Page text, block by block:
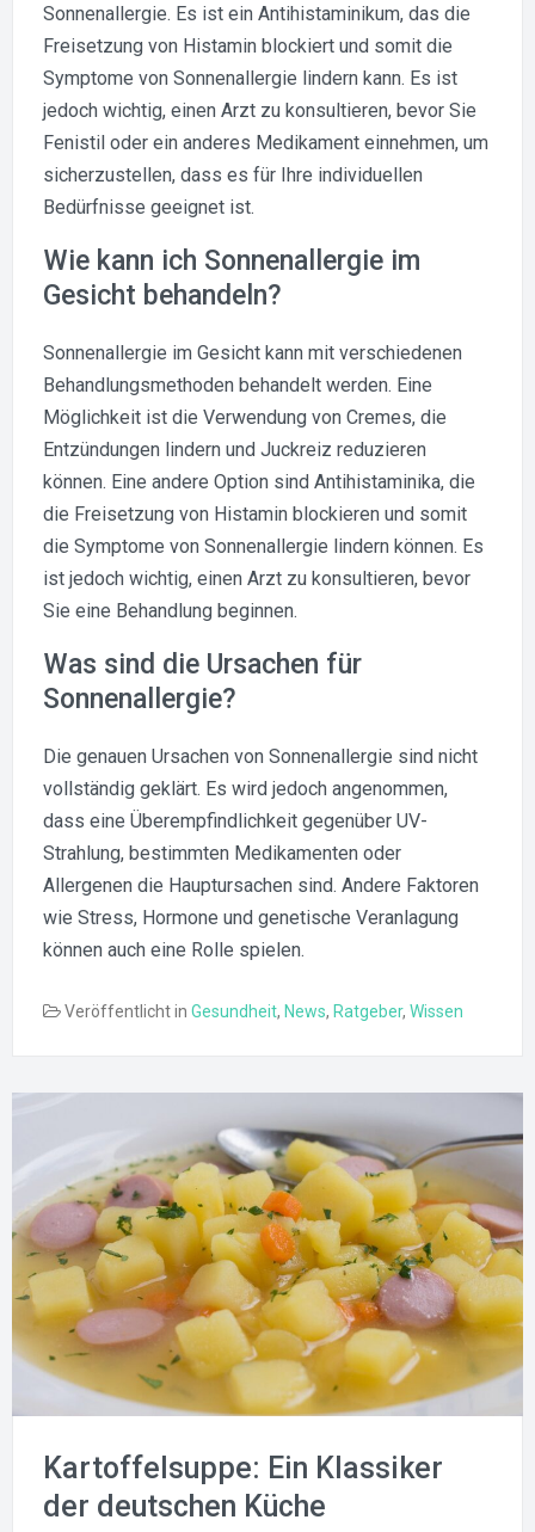
Sonnenallergie. Es ist ein Antihistaminikum, das die
Freisetzung von Histamin blockiert und somit die
Symptome von Sonnenallergie lindern kann. Es ist
jedoch wichtig, einen Arzt zu konsultieren, bevor Sie
Fenistil oder ein anderes Medikament einnehmen, um
sicherzustellen, dass es für Ihre individuellen
Bedürfnisse geeignet ist.
Wie kann ich Sonnenallergie im
Gesicht behandeln?
Sonnenallergie im Gesicht kann mit verschiedenen
Behandlungsmethoden behandelt werden. Eine
Möglichkeit ist die Verwendung von Cremes, die
Entzündungen lindern und Juckreiz reduzieren
können. Eine andere Option sind Antihistaminika, die
die Freisetzung von Histamin blockieren und somit
die Symptome von Sonnenallergie lindern können. Es
ist jedoch wichtig, einen Arzt zu konsultieren, bevor
Sie eine Behandlung beginnen.
Was sind die Ursachen für
Sonnenallergie?
Die genauen Ursachen von Sonnenallergie sind nicht
vollständig geklärt. Es wird jedoch angenommen,
dass eine Überempfindlichkeit gegenüber UV-
Strahlung, bestimmten Medikamenten oder
Allergenen die Hauptursachen sind. Andere Faktoren
wie Stress, Hormone und genetische Veranlagung
können auch eine Rolle spielen.
Veröffentlicht in Gesundheit, News, Ratgeber, Wissen
Kartoffelsuppe: Ein Klassiker
der deutschen Küche